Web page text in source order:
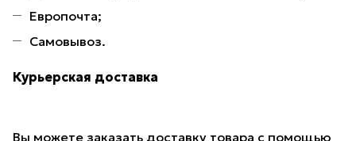
Европочта;
Самовывоз.
Курьерская доставка
Вы можете заказать доставку товара с помощью